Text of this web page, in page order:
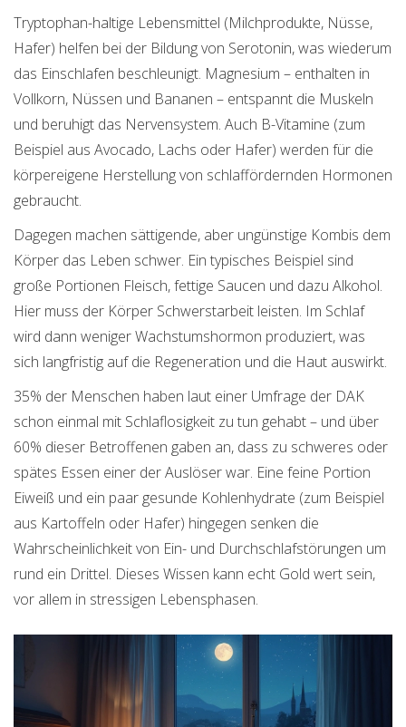
Tryptophan-haltige Lebensmittel (Milchprodukte, Nüsse,
Hafer) helfen bei der Bildung von Serotonin, was wiederum
das Einschlafen beschleunigt. Magnesium – enthalten in
Vollkorn, Nüssen und Bananen – entspannt die Muskeln
und beruhigt das Nervensystem. Auch B-Vitamine (zum
Beispiel aus Avocado, Lachs oder Hafer) werden für die
körpereigene Herstellung von schlaffördernden Hormonen
gebraucht.
Dagegen machen sättigende, aber ungünstige Kombis dem
Körper das Leben schwer. Ein typisches Beispiel sind
große Portionen Fleisch, fettige Saucen und dazu Alkohol.
Hier muss der Körper Schwerstarbeit leisten. Im Schlaf
wird dann weniger Wachstumshormon produziert, was
sich langfristig auf die Regeneration und die Haut auswirkt.
35% der Menschen haben laut einer Umfrage der DAK
schon einmal mit Schlaflosigkeit zu tun gehabt – und über
60% dieser Betroffenen gaben an, dass zu schweres oder
spätes Essen einer der Auslöser war. Eine feine Portion
Eiweiß und ein paar gesunde Kohlenhydrate (zum Beispiel
aus Kartoffeln oder Hafer) hingegen senken die
Wahrscheinlichkeit von Ein- und Durchschlafstörungen um
rund ein Drittel. Dieses Wissen kann echt Gold wert sein,
vor allem in stressigen Lebensphasen.